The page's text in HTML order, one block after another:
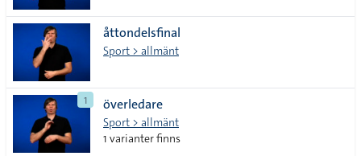
åttondelsfinal
Sport > allmänt
1 överledare
Sport > allmänt
1 varianter finns